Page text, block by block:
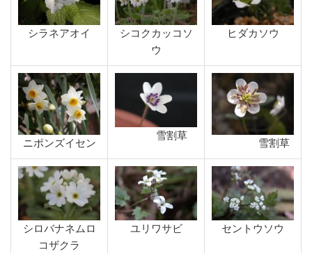
シラネアオイ
シコクカッコソ
ウ
ヒダカソウ
ニポンズイセン
雪割草
雪割草
シロバナネムロ
コザクラ
ユリワサビ セントウソウ